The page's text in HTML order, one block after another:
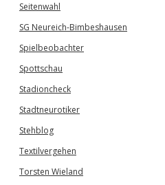
Seitenwahl
SG Neureich-Bimbeshausen
Spielbeobachter
Spottschau
Stadioncheck
Stadtneurotiker
Stehblog
Textilvergehen
Torsten Wieland